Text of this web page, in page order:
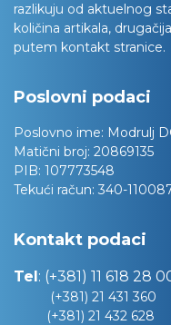
razlikuju od aktuelnog
količina artikala,
putem kontakt stranice.
Poslovni podaci
Poslovno ime: Modrulj
Matični broj: 20869135
PIB: 107773548
Tekući račun: 340-
Kontakt podaci
Tel: (+381) 11 618 28
(+381) 21 431 360
(+381) 21 432 628